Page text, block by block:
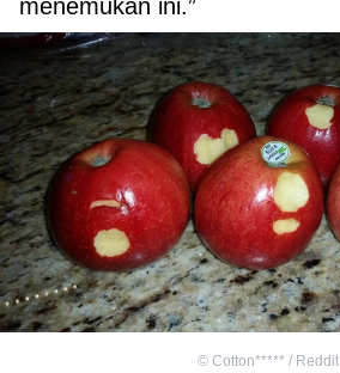
menemukan ini.”
© Cotton***** / Reddit